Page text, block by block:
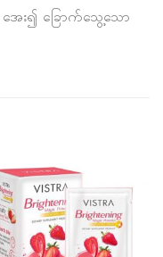
း၍ ခြောက်သွေ့သော